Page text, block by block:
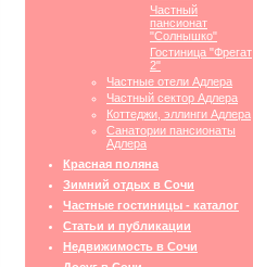
Частный
пансионат
"Солнышко"
Гостиница "Фрегат
2"
Частные отели Адлера
Частный сектор Адлера
Коттеджи, эллинги Адлера
Санатории пансионаты
Адлера
Красная поляна
Зимний отдых в Сочи
Частные гостиницы - каталог
Статьи и публикации
Недвижимость в Сочи